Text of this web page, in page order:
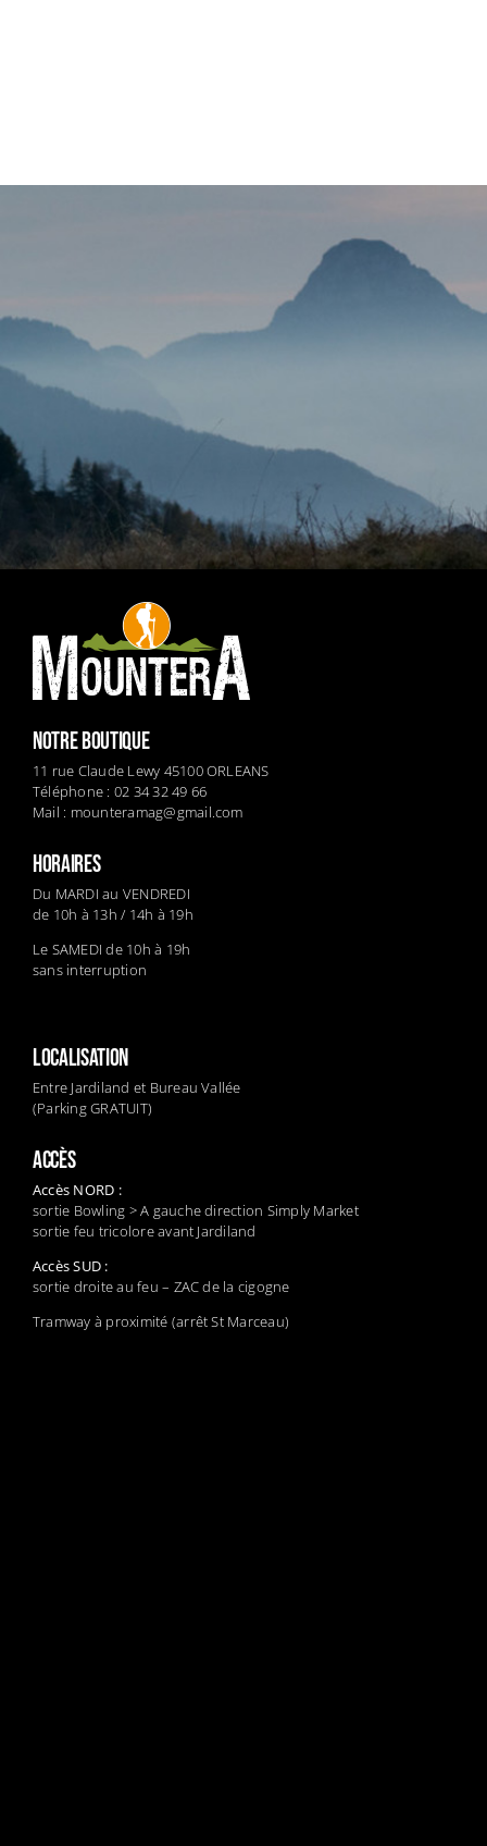
NOTRE BOUTIQUE
11 rue Claude Lewy 45100 ORLEANS
Téléphone : 02 34 32 49 66
Mail : mounteramag@gmail.com
HORAIRES
Du MARDI au VENDREDI
de 10h à 13h / 14h à 19h
Le SAMEDI de 10h à 19h
sans interruption
LOCALISATION
Entre Jardiland et Bureau Vallée
(Parking GRATUIT)
ACCÈS
Accès NORD :
sortie Bowling > A gauche direction Simply Market
sortie feu tricolore avant Jardiland
Accès SUD :
sortie droite au feu – ZAC de la cigogne
Tramway à proximité (arrêt St Marceau)